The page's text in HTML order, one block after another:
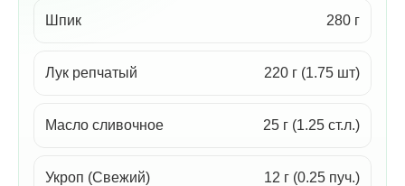
Шпик 280 г
Лук репчатый 220 г (1.75 шт)
Масло сливочное 25 г (1.25 ст.л.)
Укроп (Свежий) 12 г (0.25 пуч.)